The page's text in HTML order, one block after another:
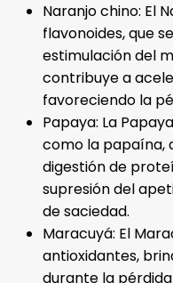
Naranjo chino: El
flavonoides, que
estimulación del
contribuye a
favoreciendo la
Papaya: La
como la papaína,
digestión de
supresión del
de saciedad.
Maracuyá: El
antioxidantes,
durante la